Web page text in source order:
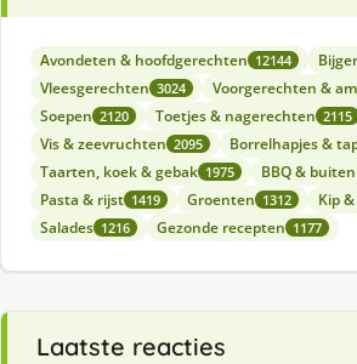
Avondeten & hoofdgerechten 12144
Vleesgerechten 3024 Voorgerechten &
Soepen 2120 Toetjes & nagerechten 2115
Vis & zeevruchten 2095 Borrelhapjes &
Taarten, koek & gebak 1975 BBQ &
Pasta & rijst 1419 Groenten 1312 Kip
Salades 1216 Gezonde recepten 1177
Laatste reacties